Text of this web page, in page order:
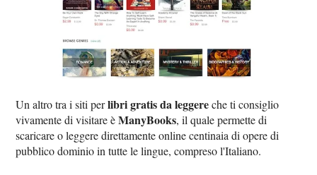
Un altro tra i siti perlibri gratis da leggereche ti consiglio
vivamente di visitare èManyBooks, il quale permette di
scaricare o leggere direttamente online centinaia di opere di
pubblico dominio in tutte le lingue, compreso l'Italiano.